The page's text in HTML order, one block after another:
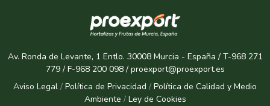
Av. Ronda de Levante, 1 Entlo. 30008 Murcia - España / T-968 271
779 / F-968 200 098 / proexport@proexport.es
Aviso Legal / Política de Privacidad / Política de Calidad y Medio
Ambiente / Ley de Cookies